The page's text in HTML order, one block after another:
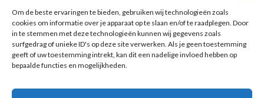
Om de beste ervaringen te bieden, gebruiken wij technologieën zoals
cookies om informatie over je apparaat op te slaan en/of te raadplegen. Door
in te stemmen met deze technologieën kunnen wij gegevens zoals
surfgedrag of unieke ID's op deze site verwerken. Als je geen toestemming
geeft of uw toestemming intrekt, kan dit een nadelige invloed hebben op
bepaalde functies en mogelijkheden.